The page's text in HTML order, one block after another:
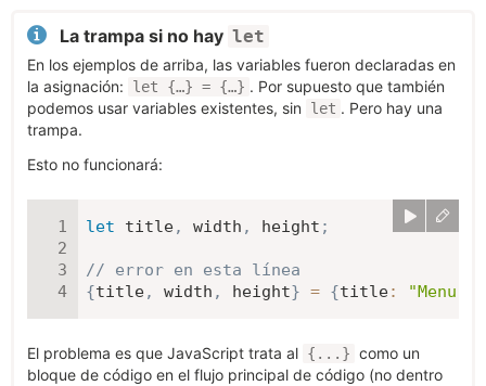
La trampa si no hay let
En los ejemplos de arriba, las variables fueron declaradas en
la asignación:
let {…} = {…} . Por supuesto que también
podemos usar variables existentes, sin
let . Pero hay una
trampa.
Esto no funcionará:
let title, width , height ;
// error en esta línea
{title, width , height} = {title: "Menu"
El problema es que JavaScript trata al {...} como un
bloque de código en el flujo principal de código (no dentro